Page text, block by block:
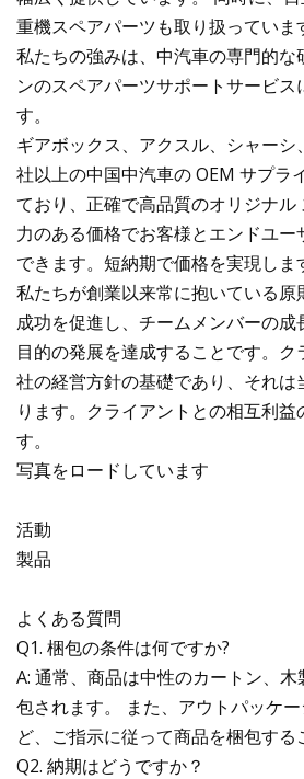
重機スペアパーツも取り扱っていま
私たちの強みは、中汽車の専門的な
ンのスペアパーツサポートサービ
す。
ギアボックス、アクスル、シャー
社以上の中国中汽車の OEM サプラ
ており、正確で高品質のオリジナル
力のある価格でお客様とエンドユ
できます。短納期で価格を実現しま
私たちが創業以来常に抱いている
成功を促進し、チームメンバーの
目的の発展を達成することです。ク
社の経営方針の基礎であり、それは
ります。クライアントとの相互利益
す。
写真をロードしています
活動
製品
よくある質問
Q1. 梱包の条件は何ですか?
A: 通常、商品は中性のカートン、
包されます。 また、アウトパッケ
ど、ご指示に従って商品を梱包する
Q2. 納期はどうですか？